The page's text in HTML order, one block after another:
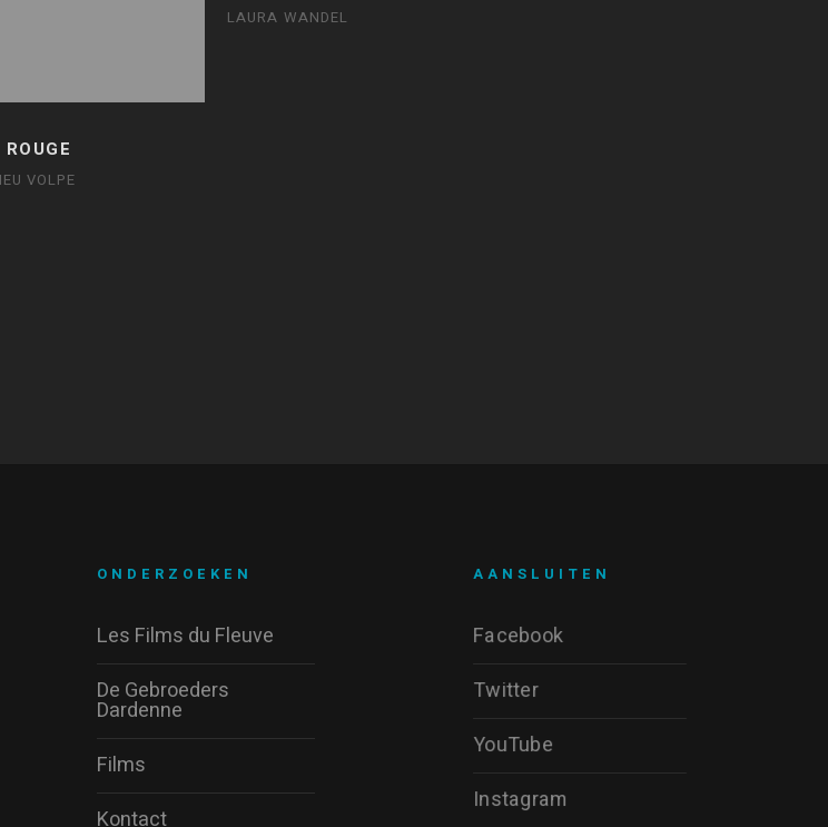
ROUGE
VOLPE
LAURA WANDEL
AANSLUITEN
Facebook
Twitter
YouTube
Instagram
ONDERZOEKEN
Les Films du Fleuve
De Gebroeders
Dardenne
Films
Kontact